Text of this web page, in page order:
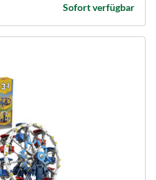
Sofort verfügbar